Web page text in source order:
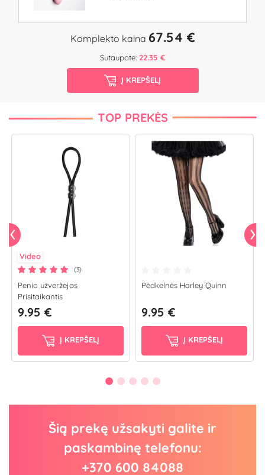
Komplekto kaina 67.54 €
Sutaupote: 22.35 €
Į KREPŠELĮ
TOP PREKĖS
Video
(3)
Penio užveržėjas
Prisitaikantis
9.95 €
Į KREPŠELĮ
Pėdkelnės Harley Quinn
9.95 €
Į KREPŠELĮ
Šią prekę užsakyti galite ir
paskambinę telefonu:
+370 600 84088